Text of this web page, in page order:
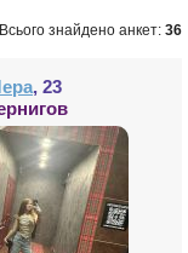
Всього знайдено анкет: 36
, 23